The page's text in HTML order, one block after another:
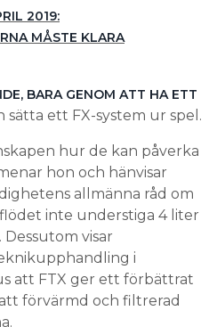
2019:
MÅSTE KLARA
BARA GENOM ATT HA ETT
sätta ett FX-system ur spel.
hur de kan påverka
hon och hänvisar
allmänna råd om
inte understiga 4 liter
visar
i
att FTX ger ett förbättrat
förvärmd och filtrerad